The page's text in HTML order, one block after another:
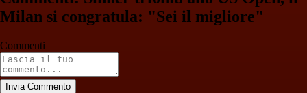
Milan si congratula: "Sei il migliore"
Commenti
Invia Commento